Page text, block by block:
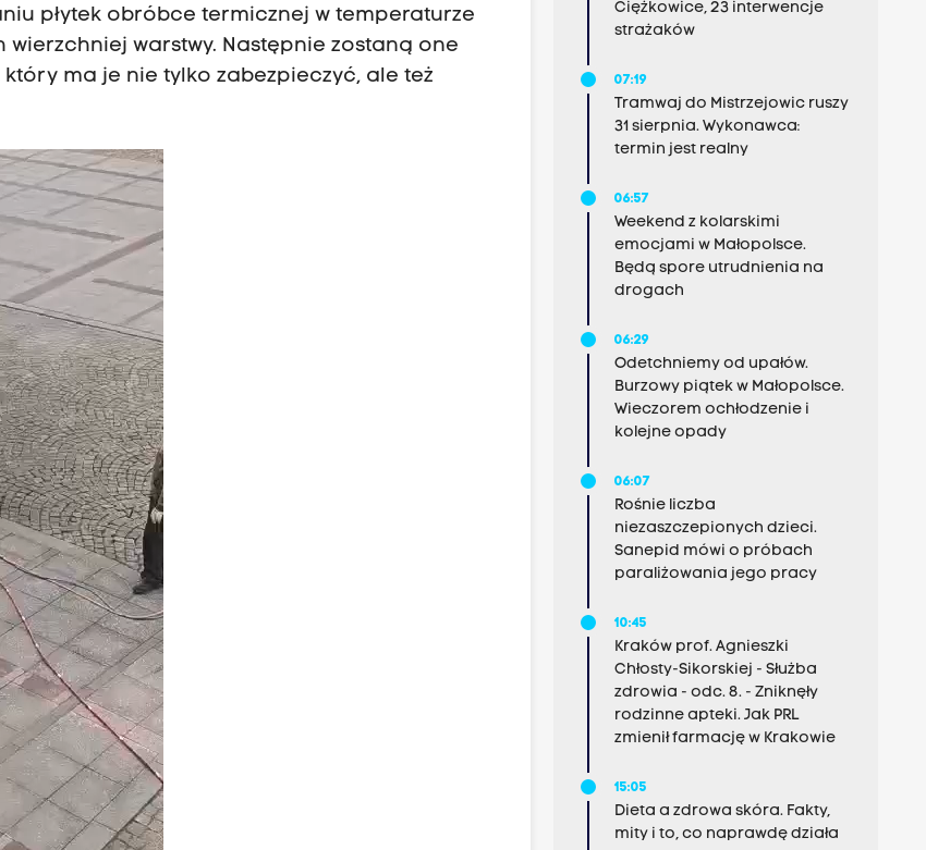
płytek obróbce termicznej w temperaturze
warstwy. Następnie zostaną one
ma je nie tylko zabezpieczyć, ale też
Ciężkowice, 23 interwencje
strażaków
07:19
Tramwaj do Mistrzejowic ruszy
31 sierpnia. Wykonawca:
termin jest realny
06:57
Weekend z kolarskimi
emocjami w Małopolsce.
Będą spore utrudnienia na
drogach
06:29
Odetchniemy od upałów.
Burzowy piątek w Małopolsce.
Wieczorem ochłodzenie i
kolejne opady
06:07
Rośnie liczba
niezaszczepionych dzieci.
Sanepid mówi o próbach
paraliżowania jego pracy
10:45
Kraków prof. Agnieszki
Chłosty-Sikorskiej - Służba
zdrowia - odc. 8. - Zniknęły
rodzinne apteki. Jak PRL
zmienił farmację w Krakowie
15:05
Dieta a zdrowa skóra. Fakty,
mity i to, co naprawdę działa